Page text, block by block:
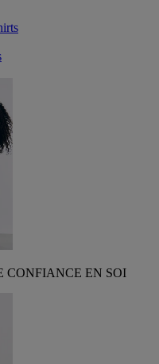
CONFIANCE EN SOI